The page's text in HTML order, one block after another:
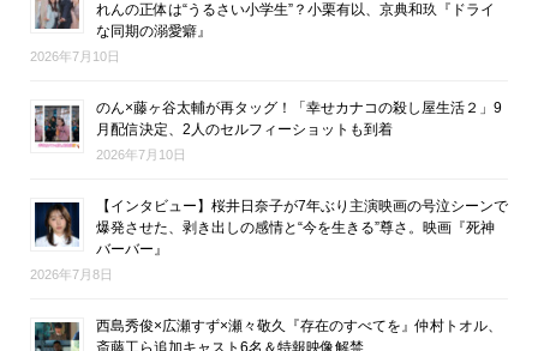
れんの正体は“うるさい小学生”？小栗有以、京典和玖『ドライ
な同期の溺愛癖』
2026年7月10日
のん×藤ヶ谷太輔が再タッグ！「幸せカナコの殺し屋生活２」9
月配信決定、2人のセルフィーショットも到着
2026年7月10日
【インタビュー】桜井日奈子が7年ぶり主演映画の号泣シーンで
爆発させた、剥き出しの感情と“今を生きる”尊さ。映画『死神
バーバー』
2026年7月8日
西島秀俊×広瀬すず×瀬々敬久『存在のすべてを』仲村トオル、
斎藤工ら追加キャスト6名＆特報映像解禁